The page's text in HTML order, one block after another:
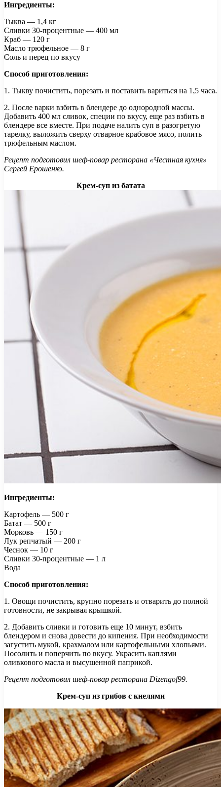
Ингредиенты:
Тыква — 1,4 кг
Сливки 30-процентные — 400 мл
Краб — 120 г
Масло трюфельное — 8 г
Соль и перец по вкусу
Способ приготовления:
1. Тыкву почистить, порезать и поставить вариться на 1,5 часа.
2. После варки взбить в блендере до однородной массы.
Добавить 400 мл сливок, специи по вкусу, еще раз взбить в
блендере все вместе. При подаче налить суп в разогретую
тарелку, выложить сверху отварное крабовое мясо, полить
трюфельным маслом.
Рецепт подготовил шеф-повар ресторана «Честная кухня»
Сергей Ерошенко.
Крем-суп из батата
Ингредиенты:
Картофель — 500 г
Батат — 500 г
Морковь — 150 г
Лук репчатый — 200 г
Чеснок — 10 г
Сливки 30-процентные — 1 л
Вода
Способ приготовления:
1. Овощи почистить, крупно порезать и отварить до полной
готовности, не закрывая крышкой.
2. Добавить сливки и готовить еще 10 минут, взбить
блендером и снова довести до кипения. При необходимости
загустить мукой, крахмалом или картофельными хлопьями.
Посолить и поперчить по вкусу. Украсить каплями
оливкового масла и высушенной паприкой.
Рецепт подготовил шеф-повар ресторана Dizengof99.
Крем-суп из грибов с кнелями